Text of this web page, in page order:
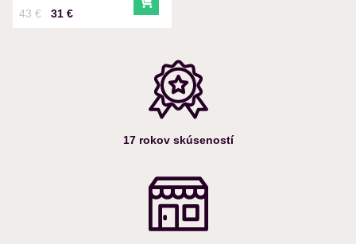
Cena s DPH
31 €
Pred zľavou:
43 € Do košíka
17 rokov skúseností